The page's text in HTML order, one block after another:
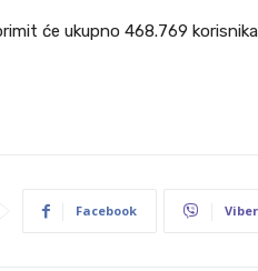
će ukupno 468.769
Facebook Viber